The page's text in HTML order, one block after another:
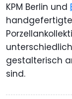
KPM Berlin und
gestalterisch
sind.